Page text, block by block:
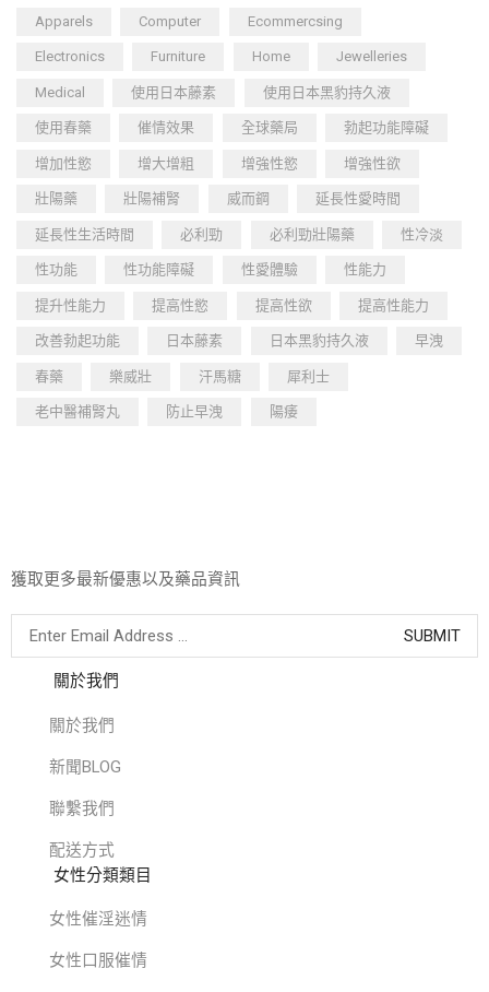
Apparels Computer Ecommercsing
Electronics Furniture Home Jewelleries
Medical 使用日本藤素 使用日本黑豹持久液
使用春藥 催情效果 全球藥局 勃起功能障礙
增加性慾 增大增粗 增強性慾 增強性欲
壯陽藥 壯陽補腎 威而鋼 延長性愛時間
延長性生活時間 必利勁 必利勁壯陽藥 性冷淡
性功能 性功能障礙 性愛體驗 性能力
提升性能力 提高性慾 提高性欲 提高性能力
改善勃起功能 日本藤素 日本黑豹持久液 早洩
春藥 樂威壯 汗馬糖 犀利士
老中醫補腎丸 防止早洩 陽痿
獲取更多最新優惠以及藥品資訊
關於我們
關於我們
新聞BLOG
聯繫我們
配送方式
女性分類類目
女性催淫迷情
女性口服催情